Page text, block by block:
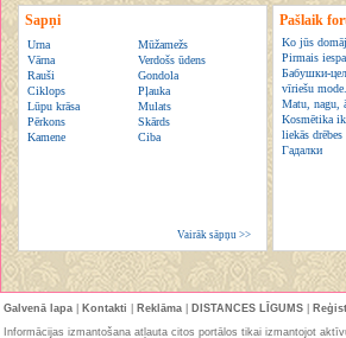
Sapņi
Urna
Mūžamežs
Vārna
Verdošs ūdens
Rauši
Gondola
Ciklops
Pļauka
Lūpu krāsa
Mulats
Pērkons
Skārds
Kamene
Ciba
Vairāk sāpņu >>
Pašlaik
Ko jūs
Pirmais
Бабушки-
vīriešu
Matu, nagu,
Kosmētika
liekās drēbes
Гадалки
Galvenā lapa Kontakti Reklāma DISTANCES LĪGUMS
Informācijas izmantošana atļauta citos portālos tikai izmantojot